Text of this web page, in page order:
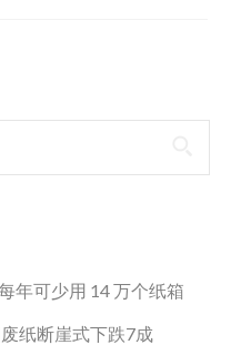
年可少用 14 万个纸箱
纸断崖式下跌7成